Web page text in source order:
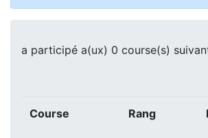
a participé a(ux) 0 course(s)
Course Rang